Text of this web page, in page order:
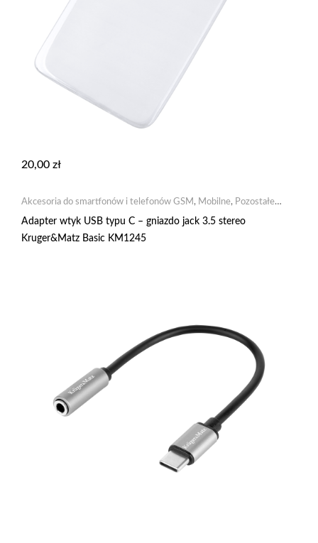
20,00 zł
Akcesoria do smartfonów i telefonów GSM , Mobilne, Pozostałe
akcesoria GSM
Adapter wtyk USB typu C – gniazdo jack 3.5 stereo
Kruger&Matz Basic KM1245